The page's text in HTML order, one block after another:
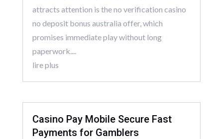
attracts attention is the no verification casino
no deposit bonus australia offer, which
promises immediate play without long
paperwork....
lire plus
Casino Pay Mobile Secure Fast
Payments for Gamblers